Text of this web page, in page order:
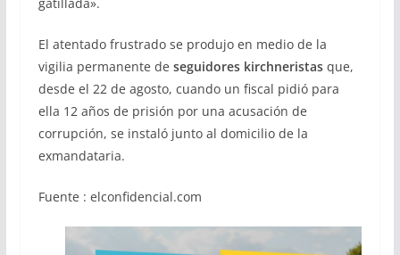
gatillada».
El atentado frustrado se produjo en medio de la
vigilia permanente de seguidores kirchneristas que,
desde el 22 de agosto, cuando un fiscal pidió para
ella 12 años de prisión por una acusación de
corrupción, se instaló junto al domicilio de la
exmandataria.
Fuente : elconfidencial.com